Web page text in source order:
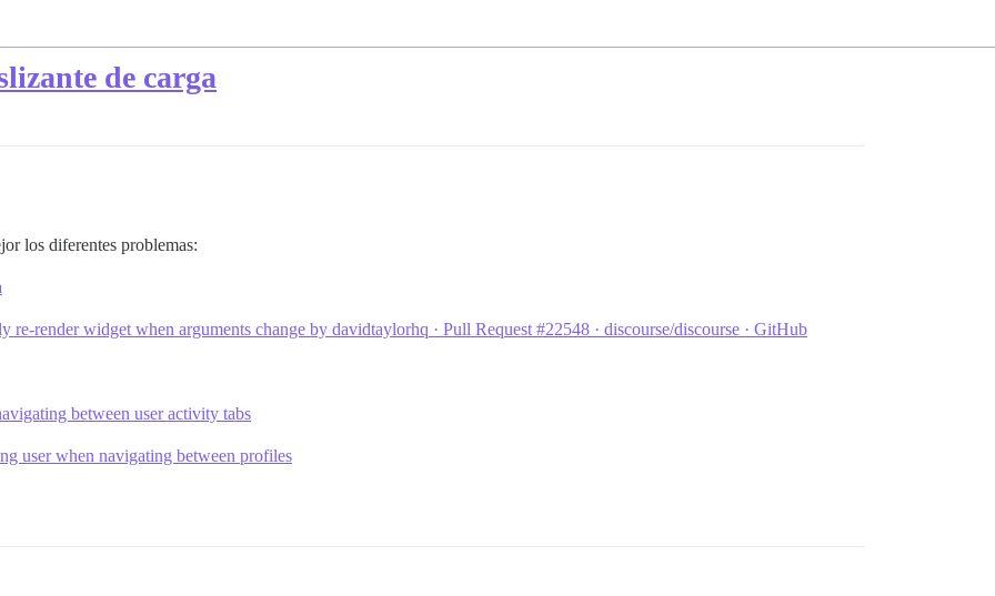
de carga
los diferentes problemas:
re-render widget when arguments change by davidtaylorhq · Pull Request #22548 · discourse/discourse · GitHub
between user activity tabs
user when navigating between profiles